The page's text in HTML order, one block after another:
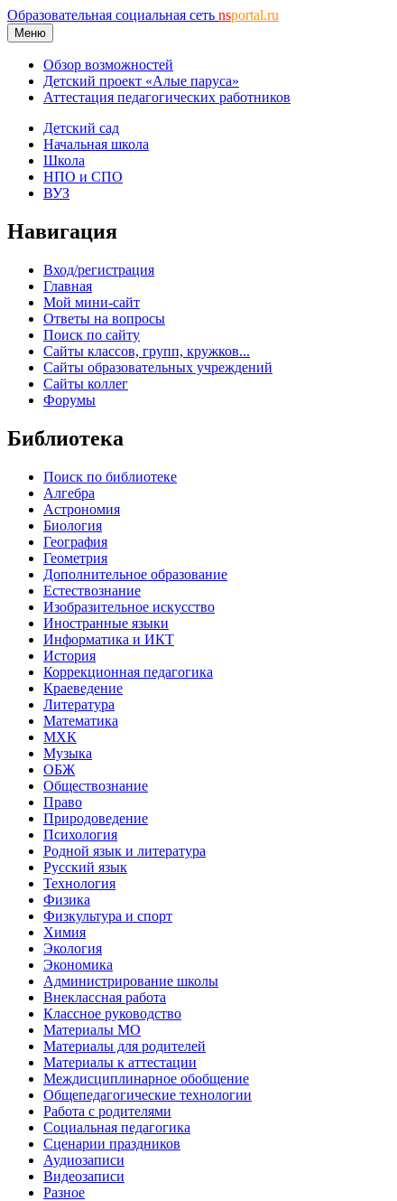
Образовательная социальная сеть nsportal.ru
Меню
Обзор возможностей
Детский проект «Алые паруса»
Аттестация педагогических работников
Детский сад
Начальная школа
Школа
НПО и СПО
ВУЗ
Навигация
Вход/регистрация
Главная
Мой мини-сайт
Ответы на вопросы
Поиск по сайту
Сайты классов, групп, кружков...
Сайты образовательных учреждений
Сайты коллег
Форумы
Библиотека
Поиск по библиотеке
Алгебра
Астрономия
Биология
География
Геометрия
Дополнительное образование
Естествознание
Изобразительное искусство
Иностранные языки
Информатика и ИКТ
История
Коррекционная педагогика
Краеведение
Литература
Математика
МХК
Музыка
ОБЖ
Обществознание
Право
Природоведение
Психология
Родной язык и литература
Русский язык
Технология
Физика
Физкультура и спорт
Химия
Экология
Экономика
Администрирование школы
Внеклассная работа
Классное руководство
Материалы МО
Материалы для родителей
Материалы к аттестации
Междисциплинарное обобщение
Общепедагогические технологии
Работа с родителями
Социальная педагогика
Сценарии праздников
Аудиозаписи
Видеозаписи
Разное